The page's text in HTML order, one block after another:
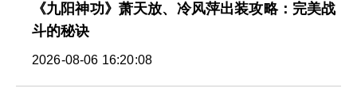
《九阳神功》萧天放、冷风萍出装攻略：完美战
斗的秘诀
2026-08-06 16:20:08